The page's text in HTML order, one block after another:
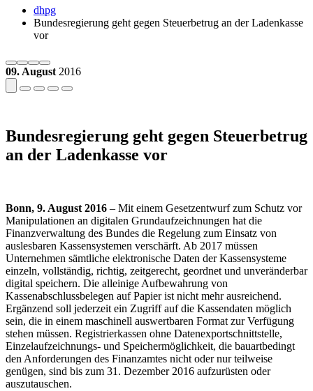
dhpg
Bundesregierung geht gegen Steuerbetrug an der Ladenkasse
vor
09. August 2016
Bundesregierung geht gegen Steuerbetrug
an der Ladenkasse vor
Bonn, 9. August 2016 – Mit einem Gesetzentwurf zum Schutz vor
Manipulationen an digitalen Grundaufzeichnungen hat die
Finanzverwaltung des Bundes die Regelung zum Einsatz von
auslesbaren Kassensystemen verschärft. Ab 2017 müssen
Unternehmen sämtliche elektronische Daten der Kassensysteme
einzeln, vollständig, richtig, zeitgerecht, geordnet und unveränderbar
digital speichern. Die alleinige Aufbewahrung von
Kassenabschlussbelegen auf Papier ist nicht mehr ausreichend.
Ergänzend soll jederzeit ein Zugriff auf die Kassendaten möglich
sein, die in einem maschinell auswertbaren Format zur Verfügung
stehen müssen. Registrierkassen ohne Datenexportschnittstelle,
Einzelaufzeichnungs- und Speichermöglichkeit, die bauartbedingt
den Anforderungen des Finanzamtes nicht oder nur teilweise
genügen, sind bis zum 31. Dezember 2016 aufzurüsten oder
auszutauschen.